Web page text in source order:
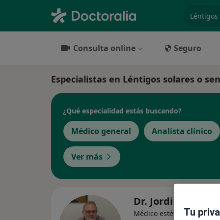
Consulta online Seguro
Especialistas en Léntigos solares o
¿Qué especialidad estás buscando?
Médico general Analista clínico
Ver más
Dr. Jordi Soler
Médico estético ·Ver
Tu